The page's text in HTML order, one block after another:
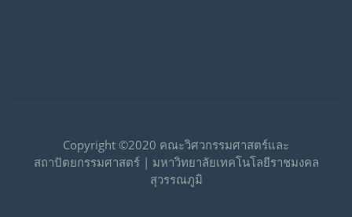
Copyright ©2020 คณะวิศวกรรมศาสตร์และ
สถาปัตยกรรมศาสตร์ | มหาวิทยาลัยเทคโนโลยีราชมงคล
สุวรรณภูมิ